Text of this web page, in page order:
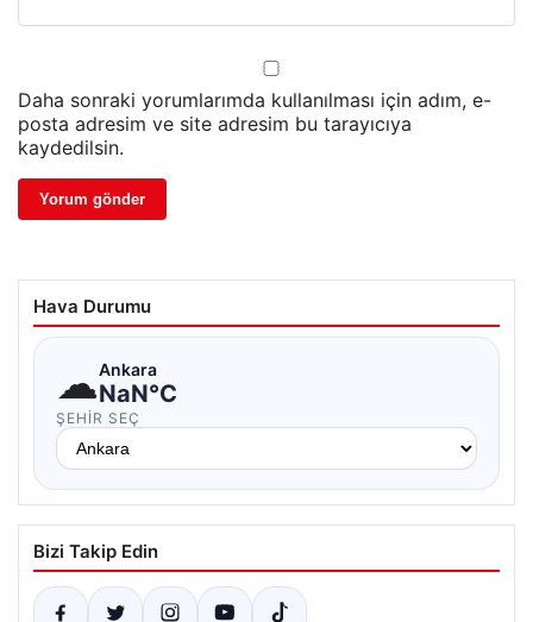
Daha sonraki yorumlarımda kullanılması için adım, e-
posta adresim ve site adresim bu tarayıcıya
kaydedilsin.
Hava Durumu
☁Ankara
NaN°C
ŞEHIR SEÇ
Bizi Takip Edin